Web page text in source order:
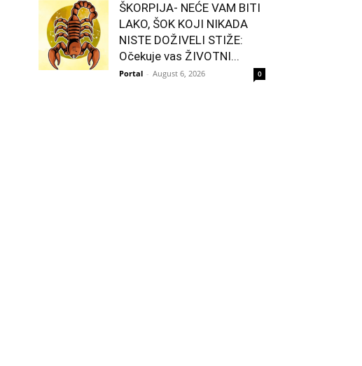
ŠKORPIJA- NEĆE VAM BITI
LAKO, ŠOK KOJI NIKADA
NISTE DOŽIVELI STIŽE:
Očekuje vas ŽIVOTNI...
Portal - August 6, 2026 0